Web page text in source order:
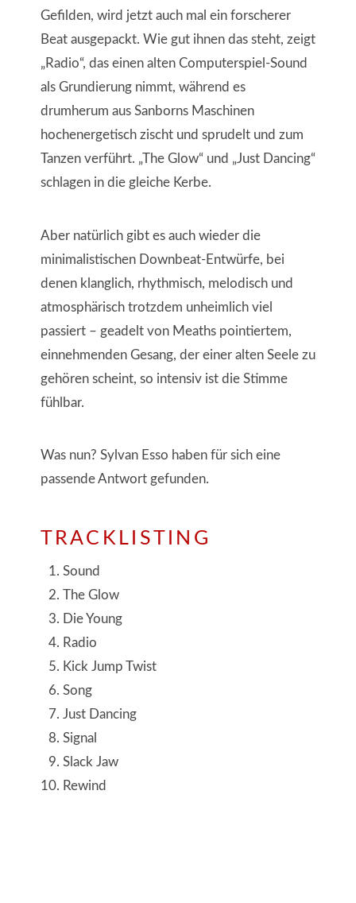
Gefilden, wird jetzt auch mal ein forscherer
Beat ausgepackt. Wie gut ihnen das steht, zeigt
„Radio“, das einen alten Computerspiel-Sound
als Grundierung nimmt, während es
drumherum aus Sanborns Maschinen
hochenergetisch zischt und sprudelt und zum
Tanzen verführt. „The Glow“ und „Just Dancing“
schlagen in die gleiche Kerbe.
Aber natürlich gibt es auch wieder die
minimalistischen Downbeat-Entwürfe, bei
denen klanglich, rhythmisch, melodisch und
atmosphärisch trotzdem unheimlich viel
passiert – geadelt von Meaths pointiertem,
einnehmenden Gesang, der einer alten Seele zu
gehören scheint, so intensiv ist die Stimme
fühlbar.
Was nun? Sylvan Esso haben für sich eine
passende Antwort gefunden.
TRACKLISTING
Sound
The Glow
Die Young
Radio
Kick Jump Twist
Song
Just Dancing
Signal
Slack Jaw
Rewind